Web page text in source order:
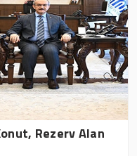
Rezerv Alan